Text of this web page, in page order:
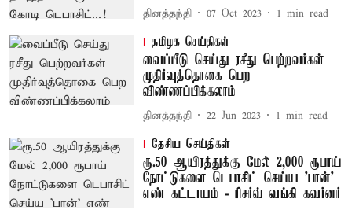
தினத்தந்தி 07 Oct 2023 1 min read
தமிழக செய்திகள்
வைப்பீடு செய்து ரசீது பெற்றவர்கள்
முதிர்வுத்தொகை பெற
விண்ணப்பிக்கலாம்
தினத்தந்தி 22 Jun 2023 1 min read
தேசிய செய்திகள்
ரூ.50 ஆயிரத்துக்கு மேல் 2,000 ரூபாய்
நோட்டுகளை டெபாசிட் செய்ய 'பான்'
எண் கட்டாயம் - ரிசர்வ் வங்கி கவர்னர்